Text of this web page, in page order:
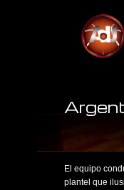
El equipo
plantel que